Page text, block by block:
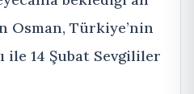
Osman, Türkiye’nin
ile 14 Şubat Sevgililer